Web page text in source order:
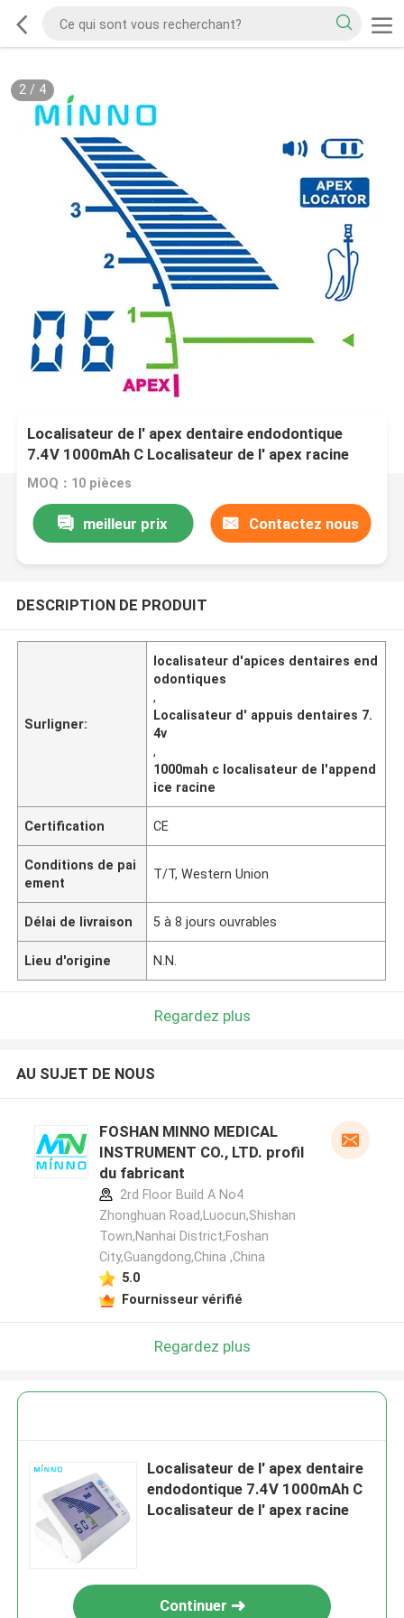
2/ 4
Localisateur de l' apex dentaire endodontique
7.4V 1000mAh C Localisateur de l' apex racine
MOQ：10 pièces
meilleur prix Contactez nous
DESCRIPTION DE PRODUIT
Surligner:
localisateur d'apices dentaires end
odontiques
,
Localisateur d' appuis dentaires 7.
4v
,
1000mah c localisateur de l'append
ice racine
Certification CE
Conditions de pai
ement
T/T, Western Union
Délai de livraison 5 à 8 jours ouvrables
Lieu d'origine N.N.
Regardez plus
AU SUJET DE NOUS
FOSHAN MINNO MEDICAL
INSTRUMENT CO., LTD. profil
du fabricant
2rd Floor Build A No4
Zhonghuan Road,Luocun,Shishan
Town,Nanhai District,Foshan
City,Guangdong,China ,China
5.0
Fournisseur vérifié
Regardez plus
Localisateur de l' apex dentaire
endodontique 7.4V 1000mAh C
Localisateur de l' apex racine
Continuer